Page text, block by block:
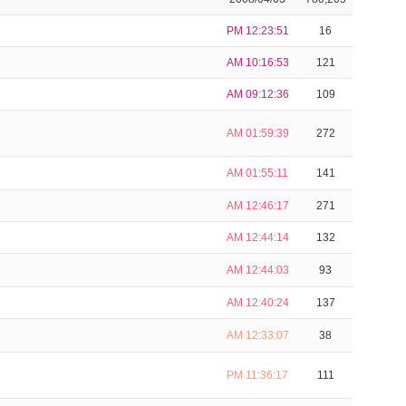
PM 12:23:51 16
AM 10:16:53 121
AM 09:12:36 109
AM 01:59:39 272
AM 01:55:11 141
AM 12:46:17 271
AM 12:44:14 132
AM 12:44:03 93
AM 12:40:24 137
AM 12:33:07 38
PM 11:36:17 111